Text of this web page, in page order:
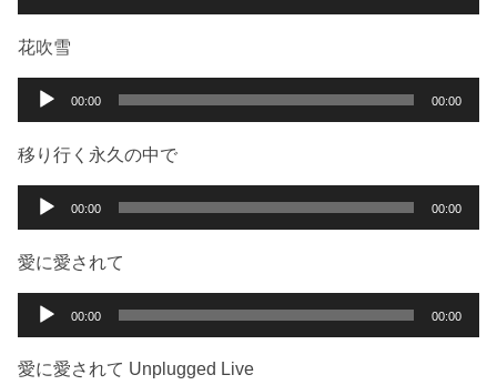
ー
プ
レ
ー
花吹雪
プ
レ
ー
00:00 00:00
移り行く永久の中で
プ
レ
ー
00:00 00:00
愛に愛されて
プ
00:00 00:00
愛に愛されて Unplugged Live